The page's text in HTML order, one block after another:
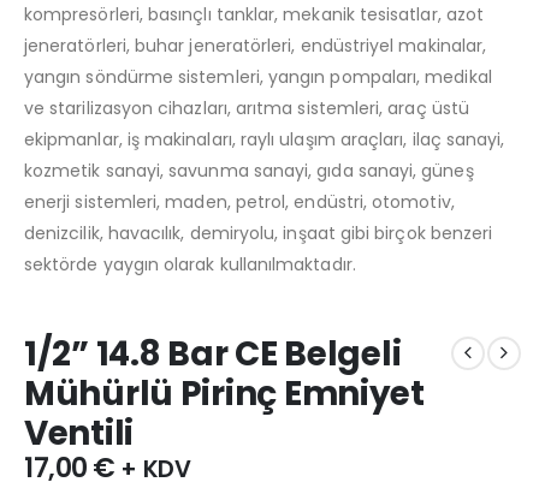
kompresörleri, basınçlı tanklar, mekanik tesisatlar, azot
jeneratörleri, buhar jeneratörleri, endüstriyel makinalar,
yangın söndürme sistemleri, yangın pompaları, medikal
ve starilizasyon cihazları, arıtma sistemleri, araç üstü
ekipmanlar, iş makinaları, raylı ulaşım araçları, ilaç sanayi,
kozmetik sanayi, savunma sanayi, gıda sanayi, güneş
enerji sistemleri, maden, petrol, endüstri, otomotiv,
denizcilik, havacılık, demiryolu, inşaat gibi birçok benzeri
sektörde yaygın olarak kullanılmaktadır.
1/2” 14.8 Bar CE Belgeli
Mühürlü Pirinç Emniyet
Ventili
17,00€ + KDV